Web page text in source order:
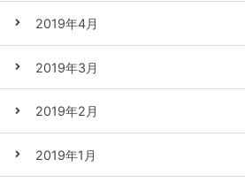
2019年4月
2019年3月
2019年2月
2019年1月